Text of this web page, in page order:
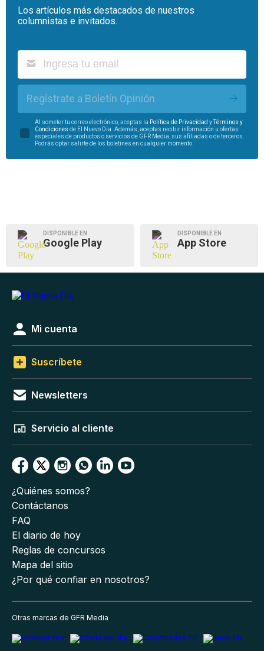
Los artículos más destacados de nuestros
columnistas e invitados.
Regístrate a Boletín Opinión
Al someter tu correo electrónico, aceptas la Política de Privacidad yTérminos y
Condiciones de El Nuevo Día. Además, aceptas recibir información u ofertas
especiales de productos o servicios de GFR Media, sus afiliadas o de terceros.
Podrás optar salirte de los boletines en cualquier momento.
DISPONIBLE EN
Google Play
DISPONIBLE EN
App Store
Mi cuenta
Suscríbete
Newsletters
Servicio al cliente
¿Quiénes somos?
Contáctanos
FAQ
El diario de hoy
Reglas de concursos
Mapa del sitio
¿Por qué confiar en nosotros?
Otras marcas de GFR Media